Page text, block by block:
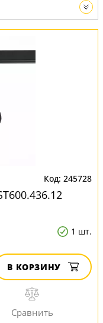
245728
1 шт.
В КОРЗИНУ